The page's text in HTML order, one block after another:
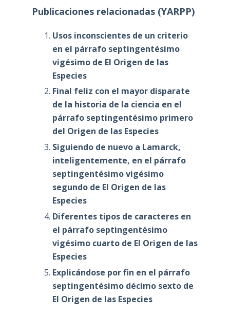
Publicaciones relacionadas (YARPP)
Usos inconscientes de un criterio
en el párrafo septingentésimo
vigésimo de El Origen de las
Especies
Final feliz con el mayor disparate
de la historia de la ciencia en el
párrafo septingentésimo primero
del Origen de las Especies
Siguiendo de nuevo a Lamarck,
inteligentemente, en el párrafo
septingentésimo vigésimo
segundo de El Origen de las
Especies
Diferentes tipos de caracteres en
el párrafo septingentésimo
vigésimo cuarto de El Origen de las
Especies
Explicándose por fin en el párrafo
septingentésimo décimo sexto de
El Origen de las Especies